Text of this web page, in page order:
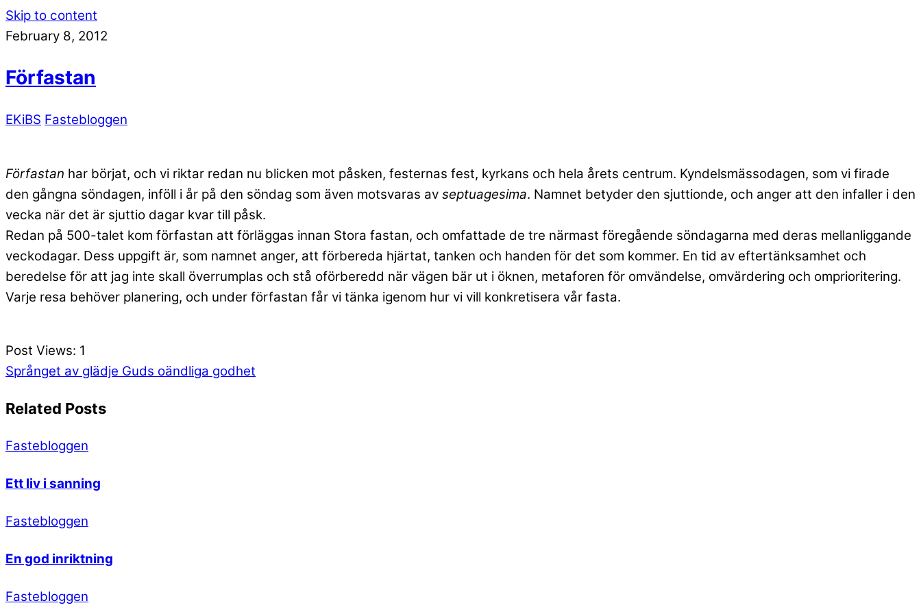
Skip to content
February 8, 2012
Förfastan
EKiBS Fastebloggen
Förfastan har börjat, och vi riktar redan nu blicken mot påsken, festernas fest, kyrkans och hela årets centrum. Kyndelsmässodagen, som vi firade
den gångna söndagen, inföll i år på den söndag som även motsvaras av septuagesima. Namnet betyder den sjuttionde, och anger att den infaller i den
vecka när det är sjuttio dagar kvar till påsk.
Redan på 500-talet kom förfastan att förläggas innan Stora fastan, och omfattade de tre närmast föregående söndagarna med deras mellanliggande
veckodagar. Dess uppgift är, som namnet anger, att förbereda hjärtat, tanken och handen för det som kommer. En tid av eftertänksamhet och
beredelse för att jag inte skall överrumplas och stå oförberedd när vägen bär ut i öknen, metaforen för omvändelse, omvärdering och omprioritering.
Varje resa behöver planering, och under förfastan får vi tänka igenom hur vi vill konkretisera vår fasta.
Post Views: 1
Språnget av glädje Guds oändliga godhet
Related Posts
Fastebloggen
Ett liv i sanning
Fastebloggen
En god inriktning
Fastebloggen